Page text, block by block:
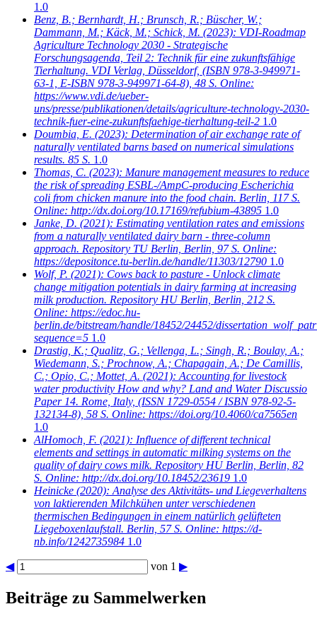
1.0
Benz, B.; Bernhardt, H.; Brunsch, R.; Büscher, W.;
Dammann, M.; Käck, M.; Schick, M. (2023): VDI-Roadmap
Agriculture Technology 2030 - Strategische
Forschungsagenda, Teil 2: Technik für eine zukunftsfähige
Tierhaltung. VDI Verlag, Düsseldorf, (ISBN 978-3-949971-
63-1, E-ISBN 978-3-949971-64-8), 48 S. Online:
https://www.vdi.de/ueber-
uns/presse/publikationen/details/agriculture-technology-2030-
technik-fuer-eine-zukunftsfaehige-tierhaltung-teil-2 1.0
Doumbia, E. (2023): Determination of air exchange rate of
naturally ventilated barns based on numerical simulations
results. 85 S. 1.0
Thomas, C. (2023): Manure management measures to reduce
the risk of spreading ESBL-/AmpC-producing Escherichia
coli from chicken manure into the food chain. Berlin, 117 S.
Online: http://dx.doi.org/10.17169/refubium-43895 1.0
Janke, D. (2021): Estimating ventilation rates and emissions
from a naturally ventilated dairy barn - three-column
approach. Repository TU Berlin, Berlin, 97 S. Online:
https://depositonce.tu-berlin.de/handle/11303/12790 1.0
Wolf, P. (2021): Cows back to pasture - Unlock climate
change mitigation potentials in dairy farming at increasing
milk production. Repository HU Berlin, Berlin, 212 S.
Online: https://edoc.hu-
berlin.de/bitstream/handle/18452/24452/
sequence=5 1.0
Drastig, K.; Qualitz, G.; Vellenga, L.; Singh, R.; Boulay, A.;
Wiedemann, S.; Prochnow, A.; Chapagain, A.; De Camillis,
C.; Opio, C.; Mottet, A. (2021): Accounting for livestock
water productivity How and why? Land and Water Discussio
Paper 14. Rome, Italy, (ISSN 1729-0554 / ISBN 978-92-5-
132134-8), 58 S. Online: https://doi.org/10.4060/ca7565en
1.0
AlHomoch, F. (2021): Influence of different technical
elements and settings in automatic milking systems on the
quality of dairy cows milk. Repository HU Berlin, Berlin, 82
S. Online: http://dx.doi.org/10.18452/23619 1.0
Heinicke (2020): Analyse des Aktivitäts- und Liegeverhaltens
von laktierenden Milchkühen unter verschiedenen
thermischen Bedingungen in einem natürlich gelüfteten
Liegeboxenlaufstall. Berlin, 57 S. Online: https://d-
nb.info/1242735984 1.0
◀ von 1 ▶
Beiträge zu Sammelwerken